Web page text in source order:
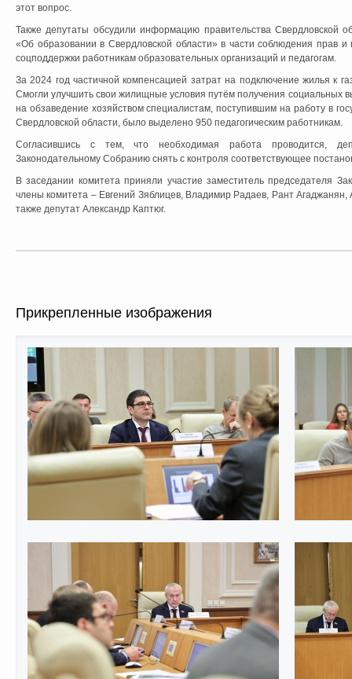
этот вопрос.
Также депутаты обсудили информацию правительства Свердловской
«Об образовании в Свердловской области» в части соблюдения прав
соцподдержки работникам образовательных организаций и педагогам.
За 2024 год частичной компенсацией затрат на подключение жилья к
Смогли улучшить свои жилищные условия путём получения социальных
на обзаведение хозяйством специалистам, поступившим на работу в
Свердловской области, было выделено 950 педагогическим работникам.
Согласившись с тем, что необходимая работа проводится,
Законодательному Собранию снять с контроля соответствующее
В заседании комитета приняли участие заместитель председателя
члены комитета – Евгений Зяблицев, Владимир Радаев, Рант
также депутат Александр Каптюг.
Прикрепленные изображения